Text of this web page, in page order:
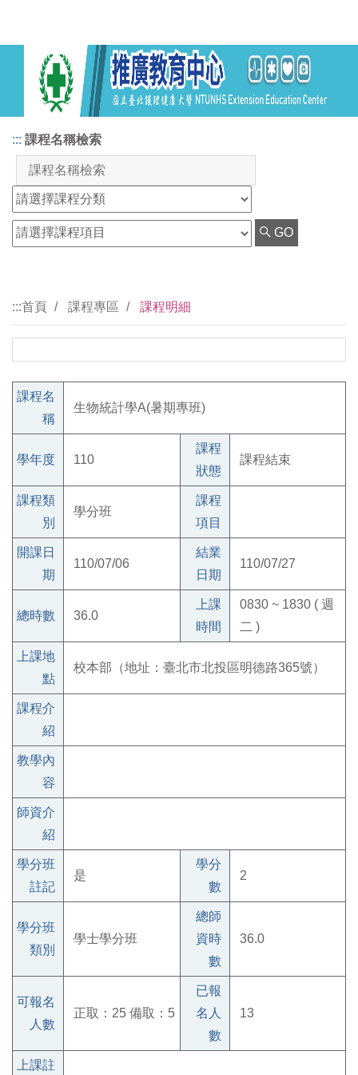
::: 課程名稱檢索
GO
:::首頁 課程專區 課程明細
課程名
稱
生物統計學A(暑期專班)
學年度 110
課程
狀態
課程結束
課程類
別
學分班
課程
項目
開課日
期
110/07/06
結業
日期
110/07/27
總時數 36.0
上課
時間
0830 ~ 1830 ( 週
二 )
上課地
點
校本部（地址：臺北市北投區明德路365號）
課程介
紹
教學內
容
師資介
紹
學分班
註記
是
學分
數
2
學分班
類別
學士學分班
總師
資時
數
36.0
可報名
人數
正取：25 備取：5
已報
名人
數
13
上課註